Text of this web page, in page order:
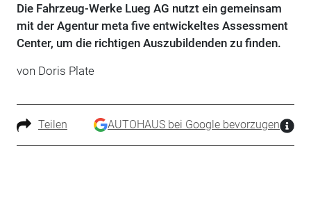
Die Fahrzeug-Werke Lueg AG nutzt ein gemeinsam
mit der Agentur meta five entwickeltes Assessment
Center, um die richtigen Auszubildenden zu finden.
von Doris Plate
Teilen AUTOHAUS bei Google bevorzugen